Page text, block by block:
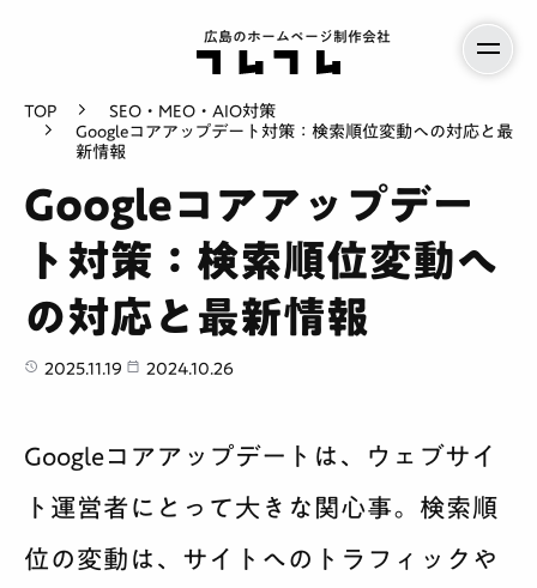
広島のホームページ制作会社
サービス案内
TOP
SEO・MEO・AIO対策
Googleコアアップデート対策：検索順位変動への対応と最
新情報
Googleコアアップデー
ト対策：検索順位変動へ
の対応と最新情報
2025.11.19 2024.10.26
Googleコアアップデートは、ウェブサイ
ト運営者にとって大きな関心事。検索順
位の変動は、サイトへのトラフィックや